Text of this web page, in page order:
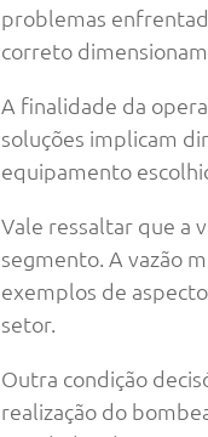
problemas
correto
A finalidade da
soluções implicam
equipamento
Vale ressaltar que a
segmento. A vazão
exemplos de
setor.
Outra condição
realização do